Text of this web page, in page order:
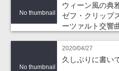
No thumbnail
ウィーン風の典
ゼフ・クリップ
ーツァルト交響
No thumbnail
2020/04/27
久しぶりに書い